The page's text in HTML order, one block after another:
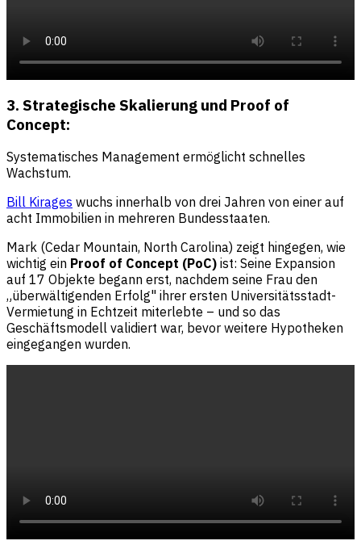
3. Strategische Skalierung und Proof of
Concept:
Systematisches Management ermöglicht schnelles
Wachstum.
Bill Kirages wuchs innerhalb von drei Jahren von einer auf
acht Immobilien in mehreren Bundesstaaten.
Mark (Cedar Mountain, North Carolina) zeigt hingegen, wie
wichtig ein Proof of Concept (PoC) ist: Seine Expansion
auf 17 Objekte begann erst, nachdem seine Frau den
„überwältigenden Erfolg" ihrer ersten Universitätsstadt-
Vermietung in Echtzeit miterlebte – und so das
Geschäftsmodell validiert war, bevor weitere Hypotheken
eingegangen wurden.